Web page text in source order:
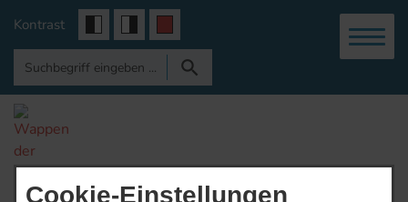
Cookie-Einstellungen
Kontrast